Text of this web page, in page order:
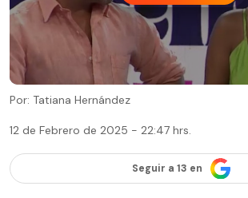
Por: Tatiana Hernández
12 de Febrero de 2025 - 22:47 hrs.
Seguir a 13 en